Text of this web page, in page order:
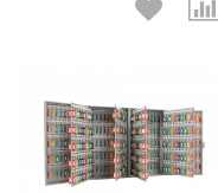
Выберите количество: